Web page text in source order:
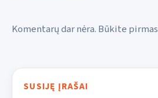
Komentarų dar nėra. Būkite
SUSIJĘ ĮRAŠAI